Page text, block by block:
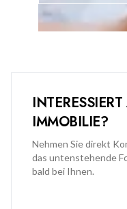
IMMOBILIE?
Nehmen Sie direkt
das untenstehende
bald bei Ihnen.